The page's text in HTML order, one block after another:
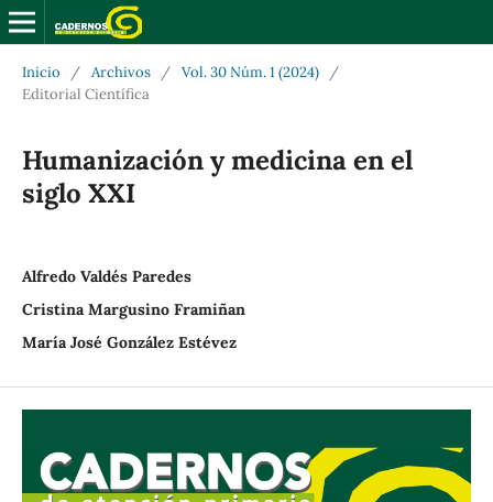
Inicio / Archivos / Vol. 30 Núm. 1 (2024)
/
Editorial Científica
Humanización y medicina en el
siglo XXI
Alfredo Valdés Paredes
Cristina Margusino Framiñan
María José González Estévez